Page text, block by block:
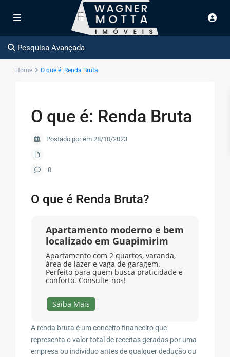
Pesquisa Avançada
Home O que é: Renda Bruta
O que é: Renda Bruta
Postado por em 28/10/2023
0
O que é Renda Bruta?
Apartamento moderno e bem
localizado em Guapimirim
Apartamento com 2 quartos, varanda,
área de lazer e vaga de garagem.
Perfeito para quem busca praticidade e
conforto. Consulte-nos!
Saiba Mais
A renda bruta é um conceito financeiro que
representa o valor total de receitas geradas por uma
empresa ou indivíduo antes de qualquer dedução ou